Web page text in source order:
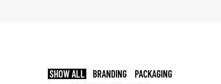
SHOW ALL BRANDING
PACKAGING